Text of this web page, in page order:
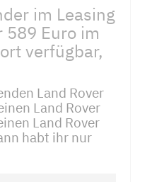
im Leasing
589 Euro im
verfügbar,
Land Rover
Land Rover
Land Rover
habt ihr nur